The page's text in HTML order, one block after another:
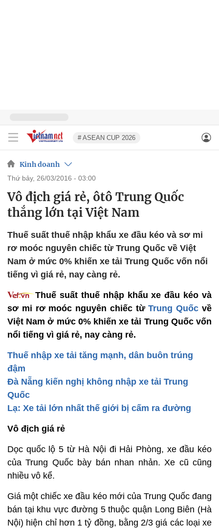
# ASEAN CUP 2026
Kinh doanh
thứ bảy, 26/03/2016 - 03:00
Vô địch giá rẻ, ôtô Trung Quốc
thắng lớn tại Việt Nam
Thuế suất thuế nhập khẩu xe đầu kéo và sơ mi
rơ moóc nguyên chiếc từ Trung Quốc về Việt
Nam ở mức 0% khiến xe tải Trung Quốc vốn nổi
tiếng vì giá rẻ, nay càng rẻ.
Thuế suất thuế nhập khẩu xe đầu kéo và
sơ mi rơ moóc nguyên chiếc từTrung Quốc về
Việt Nam ở mức 0% khiến xe tải Trung Quốc vốn
nổi tiếng vì giá rẻ, nay càng rẻ.
Thuế nhập xe tải tăng mạnh, dân buôn trúng
đậm
Đà Nẵng kiến nghị không nhập xe tải Trung
Quốc
Lạ: Xe tải lớn nhất thế giới bị cấm ra đường
Vô địch giá rẻ
Dọc quốc lộ 5 từ Hà Nội đi Hải Phòng, xe đầu kéo
của Trung Quốc bày bán nhan nhản. Xe cũ cũng
nhiều vô kể.
Giá một chiếc xe đầu kéo mới của Trung Quốc đang
bán tại khu vực đường 5 thuộc quận Long Biên (Hà
Nội) hiện chỉ hơn 1 tỷ đồng, bằng 2/3 giá các loại xe